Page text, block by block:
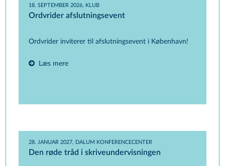
18. SEPTEMBER 2026, KLUB
Ordvrider afslutningsevent
Ordvrider inviterer til afslutningsevent i København!
Læs mere
28. JANUAR 2027, DALUM KONFERENCECENTER
Den røde tråd i skriveundervisningen